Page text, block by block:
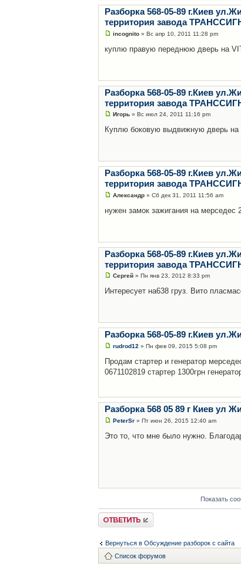
Разборка 568-05-89 г.Киев
территория завода
incognito » Вс апр 10, 2011 11:28 pm
куплю правую переднюю дверь на
Разборка 568-05-89 г.Киев
территория завода
Игорь » Вс июл 24, 2011 11:16 pm
Куплю боковую выдвижную дверь на
Разборка 568-05-89 г.Киев
территория завода
Александр » Сб дек 31, 2011 11:56 am
нужен замок зажигания на мерседес
Разборка 568-05-89 г.Киев
территория завода
Сергей » Пн янв 23, 2012 8:33 pm
Интересует на638 груз. Вито
Разборка 568-05-89 г.Киев
rudrod12 » Пн фев 09, 2015 5:08 pm
Продам стартер и генератор
0671102819 стартер 1300грн
Разборка 568 05 89 г Киев ул
PeterSr » Пт июн 26, 2015 12:40 am
Это то, что мне было нужно.
Показать
Ответить
Вернуться в Обсуждение разборок с сайта
Список форумов